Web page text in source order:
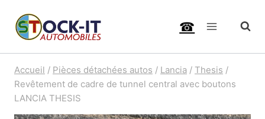
☎
Accueil / Pièces détachées autos / Lancia / Thesis /
Revêtement de cadre de tunnel central avec boutons
LANCIA THESIS